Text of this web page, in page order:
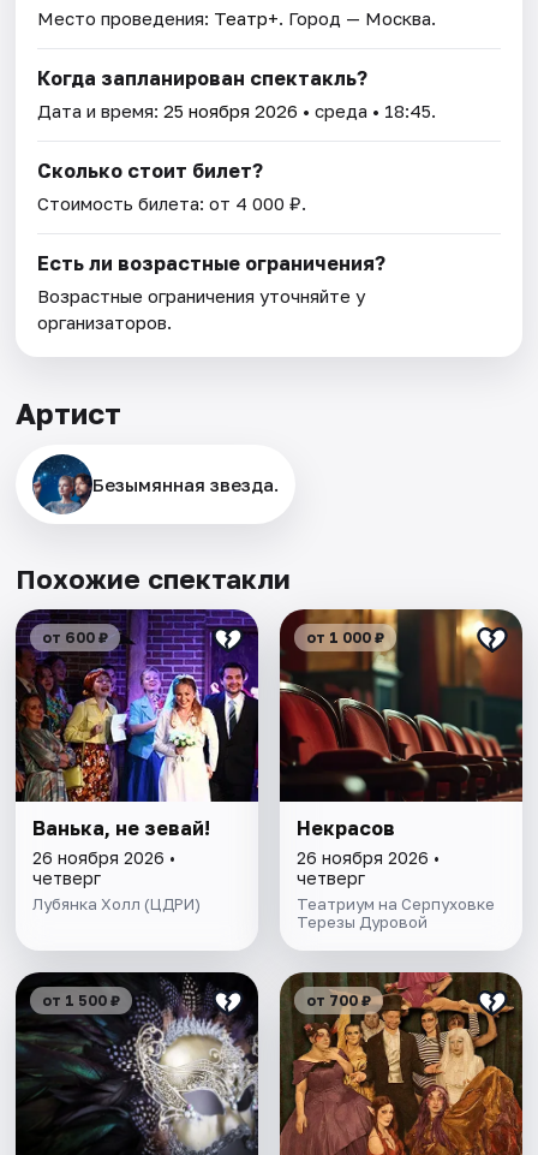
Место проведения: Театр+. Город — Москва.
Когда запланирован спектакль?
Дата и время:25 ноября 2026 • среда • 18:45.
Сколько стоит билет?
Стоимость билета: от 4 000 ₽.
Есть ли возрастные ограничения?
Возрастные ограничения уточняйте у
организаторов.
Артист
Безымянная звезда.
Похожие спектакли
от 600 ₽
Ванька, не зевай!
26 ноября 2026 •
четверг
Лубянка Холл (ЦДРИ)
от 1 000 ₽
Некрасов
26 ноября 2026 •
четверг
Театриум на Серпуховке
Терезы Дуровой
от 1 500 ₽ от 700 ₽